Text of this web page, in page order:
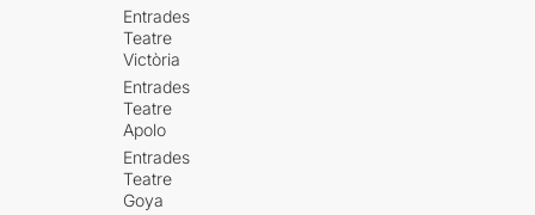
Entrades
Teatre
Victòria
Entrades
Teatre
Apolo
Entrades
Teatre
Goya